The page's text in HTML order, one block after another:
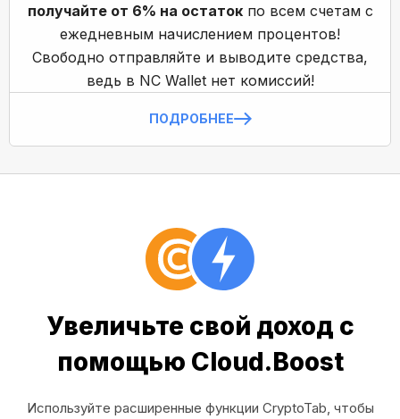
получайте от 6% на остатокпо всем счетам с
ежедневным начислением процентов!
Свободно отправляйте и выводите средства,
ведь в NC Wallet нет комиссий!
ПОДРОБНЕЕ
Увеличьте свой доход с
помощью Cloud.Boost
Используйте расширенные функции CryptoTab, чтобы